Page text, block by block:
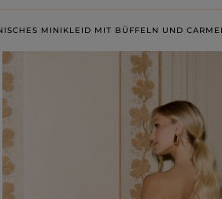
MINIKLEID MIT BÜFFELN UND